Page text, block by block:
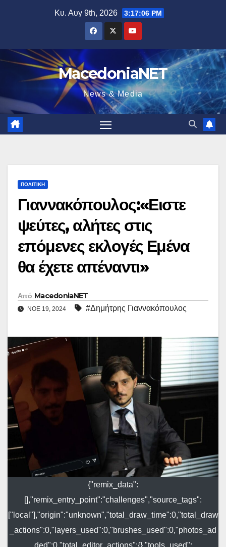
Κυ. Αυγ 9th, 2026 3:17:08 PM
MacedoniaNET
News & Media
ΠΟΛΙΤΙΚΉ
Γιαννακόπουλος:«Ειστε
ψεύτες, αλήτες στις
επόμενες εκλογές Εμένα
θα έχετε απέναντι»
Από MacedoniaNET
ΝΟΈ 19, 2024 #Δημήτρης Γιαννακόπουλος
{"remix_data":
[],"remix_entry_point":"challenges","source_tags":
["local"],"origin":"unknown","total_draw_time":0,"total_draw
_actions":0,"layers_used":0,"brushes_used":0,"photos_ad
ded":0,"total_editor_actions":{},"tools_used":